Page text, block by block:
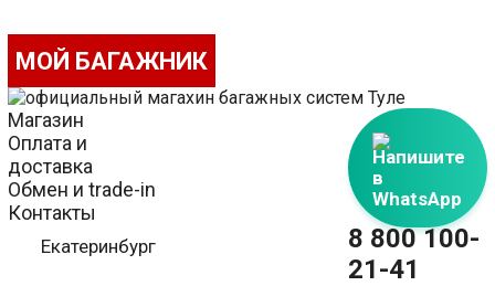
МОЙ БАГАЖНИК
Магазин
Оплата и
доставка
Обмен и trade-in
Контакты
Екатеринбург
Напишите
в
WhatsApp
8 800 100-
21-41